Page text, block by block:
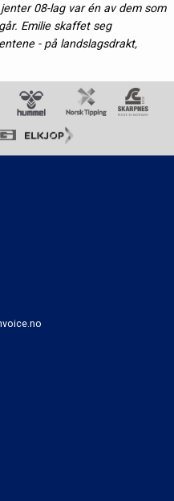
08-lag var én av dem som
Emilie skaffet seg
- på landslagsdrakt,